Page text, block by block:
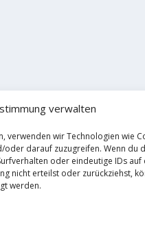
verwalten
verwenden wir Technologien wie
darauf zuzugreifen. Wenn du
oder eindeutige IDs
nicht erteilst oder zurückziehst,
werden.